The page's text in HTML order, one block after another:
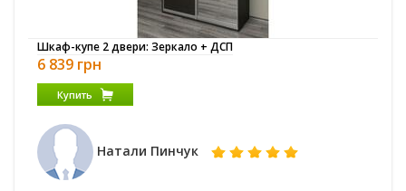
Шкаф-купе 2 двери: Зеркало + ДСП
6 839 грн
Купить
Натали Пинчук